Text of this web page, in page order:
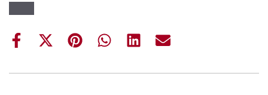
Share
Share
(Twitter)
Share Share Share Share